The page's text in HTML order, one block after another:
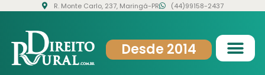
R. Monte Carlo, 237, Maringá-PR (44)99158-2437
Desde 2014